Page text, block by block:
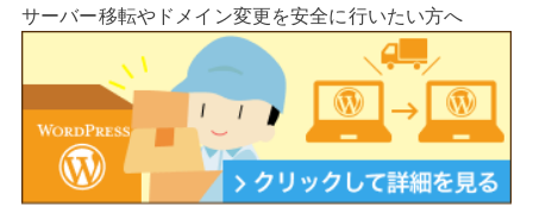
サーバー移転やドメイン変更を安全に行いたい方へ